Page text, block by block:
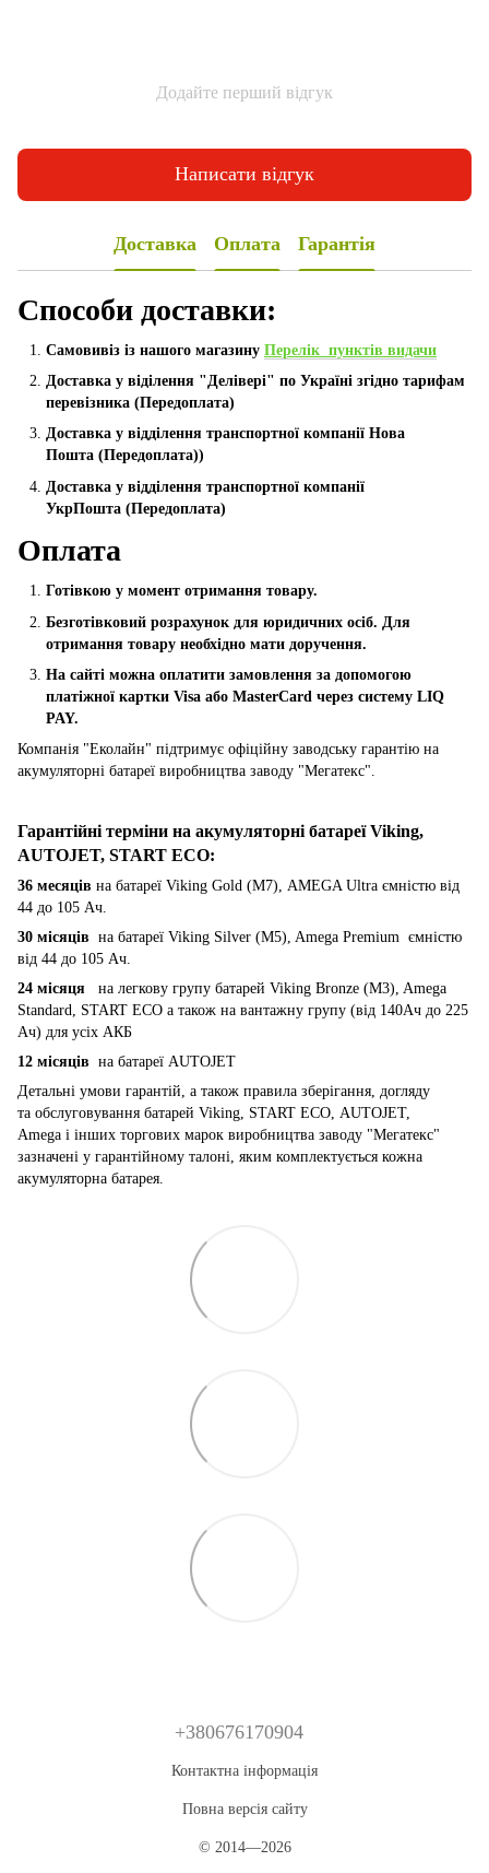
Додайте перший відгук
Написати відгук
Доставка Оплата Гарантія
Способи доставки:
Самовивіз із нашого магазину Перелік пунктів видачи
Доставка у віділення "Делівері" по Україні згідно тарифам
перевізника (Передоплата)
Доставка у відділення транспортної компанії Нова
Пошта (Передоплата))
Доставка у відділення транспортної компанії
УкрПошта (Пeредоплата)
Оплата
Готівкою у момент отримання товару.
Безготівковий розрахунок для юридичних осіб. Для
отримання товару необхідно мати доручення.
На сайті можна оплатити замовлення за допомогою
платіжної картки Visa або MasterCard через систему LIQ
PAY.
Компанія "Еколайн" підтримує офіційну заводську гарантію на
акумуляторні батареї виробництва заводу "Мегатекс".
Гарантійні терміни на акумуляторні батареї Viking,
AUTOJET, START ECO:
36 месяців на батареї Viking Gold (M7), AMEGA Ultra ємністю від
44 до 105 Ач.
30 місяців на батареї Viking Silver (M5), Amega Premium ємністю
від 44 до 105 Ач.
24 місяця на легкову групу батарей Viking Bronze (M3), Amega
Standard, START ECO а також на вантажну групу (від 140Ач до 225
Ач) для усіх АКБ
12 місяців на батареї AUTOJET
Детальні умови гарантій, а також правила зберігання, догляду
та обслуговування батарей Viking, START ECO, AUTOJET,
Amega і інших торгових марок виробництва заводу "Мегатекс"
зазначені у гарантійному талоні, яким комплектується кожна
акумуляторна батарея.
+380676170904
Контактна інформація
Повна версія сайту
© 2014—2026